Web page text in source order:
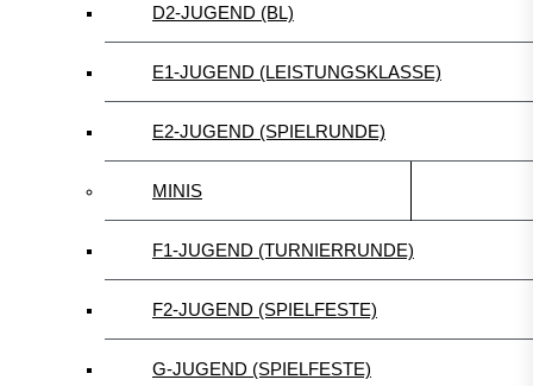
D2-JUGEND (BL)
E1-JUGEND (LEISTUNGSKLASSE)
E2-JUGEND (SPIELRUNDE)
MINIS
F1-JUGEND (TURNIERRUNDE)
F2-JUGEND (SPIELFESTE)
G-JUGEND (SPIELFESTE)